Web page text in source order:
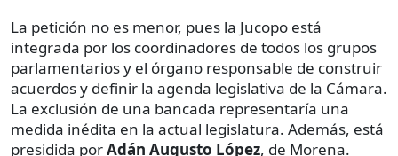
La petición no es menor, pues la Jucopo está
integrada por los coordinadores de todos los grupos
parlamentarios y el órgano responsable de construir
acuerdos y definir la agenda legislativa de la Cámara.
La exclusión de una bancada representaría una
medida inédita en la actual legislatura. Además, está
presidida porAdán Augusto López, de Morena.